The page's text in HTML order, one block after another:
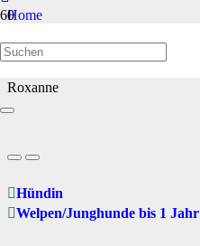
Home
Welpen/Junghunde bis 1 Jahr
Roxanne
Hündin
Welpen/Junghunde bis 1 Jahr